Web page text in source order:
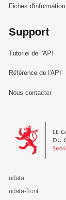
Fiches d'information
Support
Tutoriel de l'API
Référence de l'API
Nous contacter
Le
udata
udata-front